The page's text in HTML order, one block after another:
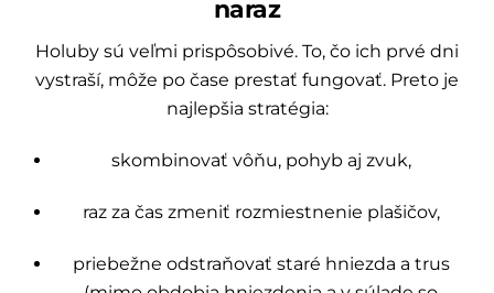
naraz
Holuby sú veľmi prispôsobivé. To, čo ich prvé dni
vystraší, môže po čase prestať fungovať. Preto je
najlepšia stratégia:
skombinovať vôňu, pohyb aj zvuk,
raz za čas zmeniť rozmiestnenie plašičov,
priebežne odstraňovať staré hniezda a trus